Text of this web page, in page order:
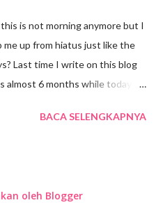
is not morning anymore but I
up from hiatus just like the
Last time I write on this blog
almost 6 months while today is
any mood to write on my
Bismillah this is the
BACA SELENGKAPNYA
oleh Blogger